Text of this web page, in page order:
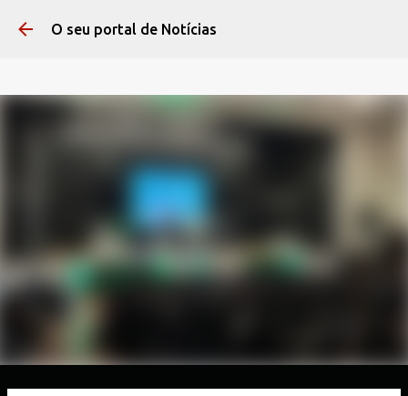
O seu portal de Notícias